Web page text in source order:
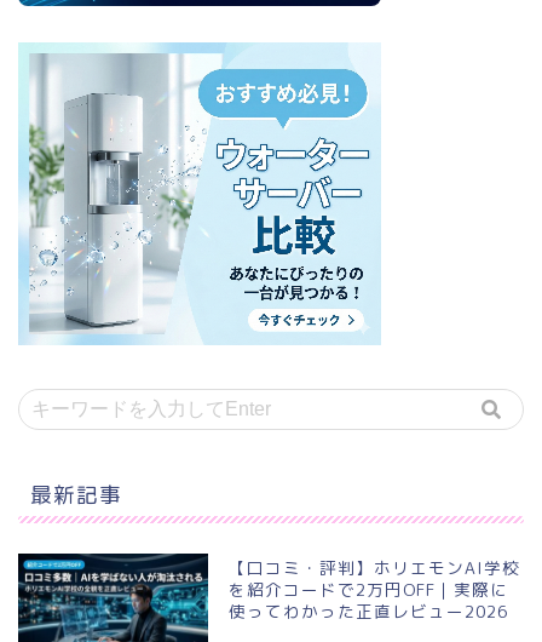
最新記事
【口コミ・評判】ホリエモンAI学校
を紹介コードで2万円OFF｜実際に
使ってわかった正直レビュー2026